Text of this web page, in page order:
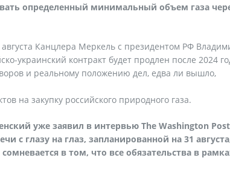
определенный минимальный объем газа
Канцлера Меркель с президентом РФ
украинский контракт будет продлен после 2024
и реальному положению дел, едва ли вышло,
на закупку российского природного газа.
уже заявил в интервью The Washington
с глазу на глаз, запланированной на 31
в том, что все обязательства в